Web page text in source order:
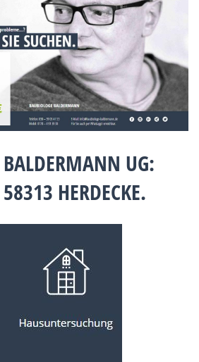
UG:
HERDECKE.